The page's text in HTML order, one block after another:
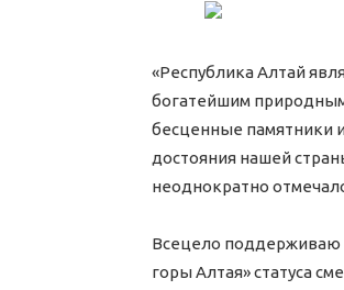
«Республика Алтай
богатейшим
бесценные памятники
достояния нашей
неоднократно
Всецело поддерживаю
горы Алтая» статуса